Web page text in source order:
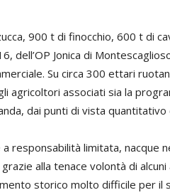
900 t di finocchio, 600 t di
dell’OP Jonica di
Su circa 300 ettari
agricoltori associati sia la
dai punti di vista quantitativo
responsabilità limitata, nacque
grazie alla tenace volontà di
storico molto difficile per il